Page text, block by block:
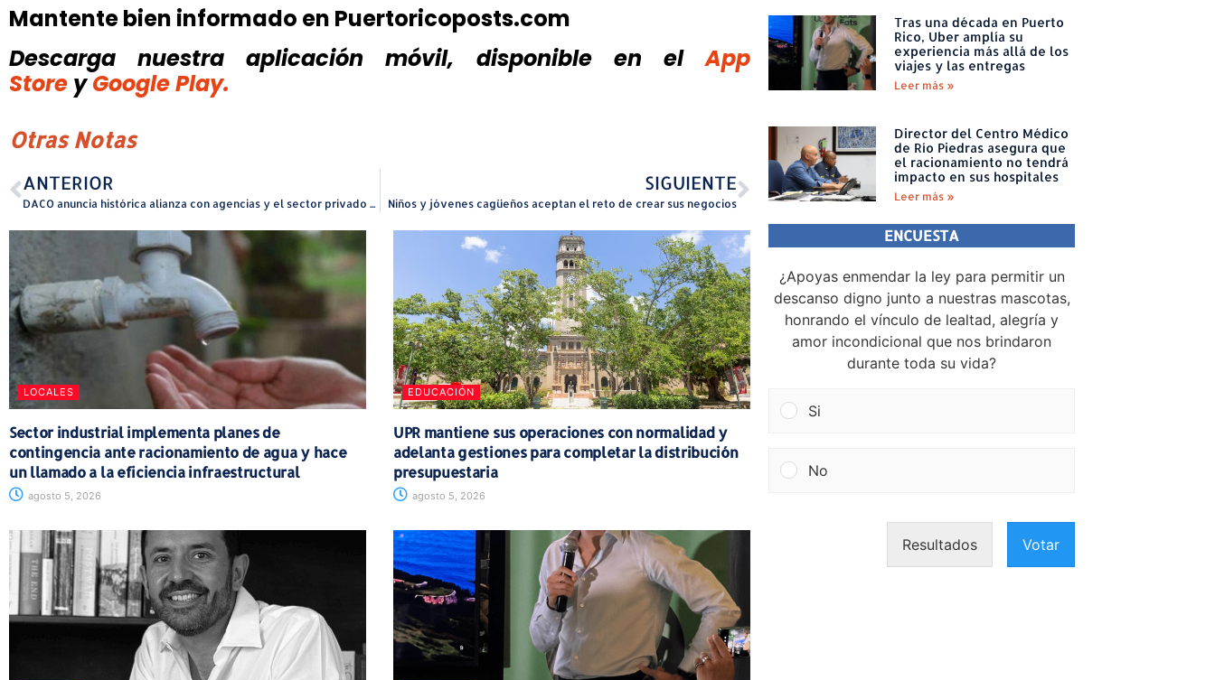
Mantente bien informado en Puertoricoposts.com
Descarga nuestra aplicación móvil, disponible
en el
App
Store y Google Play.
Otras Notas
ANTERIOR
DACO anuncia histórica alianza con agencias y el sector privado para defender al consumidor
SIGUIENTE
Niños y jóvenes cagüeños aceptan el reto de crear sus negocios
LOCALES
Sector industrial implementa planes de
contingencia ante racionamiento de agua y hace
un llamado a la eficiencia infraestructural
agosto 5, 2026
EDUCACIÓN
UPR mantiene sus operaciones con normalidad y
adelanta gestiones para completar la distribución
presupuestaria
agosto 5, 2026
Tras una década en Puerto
Rico, Uber amplía su
experiencia más allá de los
viajes y las entregas
Leer más »
Director del Centro Médico
de Río Piedras asegura que
el racionamiento no tendrá
impacto en sus hospitales
Leer más »
ENCUESTA
¿Apoyas enmendar la ley para permitir un
descanso digno junto a nuestras mascotas,
honrando el vínculo de lealtad, alegría y
amor incondicional que nos brindaron
durante toda su vida?
Si
No
Resultados Votar